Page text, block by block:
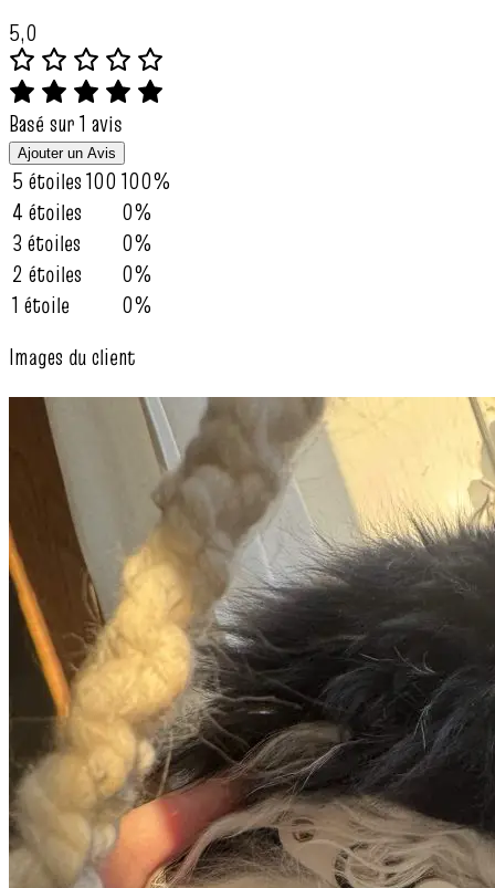
5,0
Basé sur 1 avis
Ajouter un Avis
5 étoiles100 100%
4 étoiles
0%
3 étoiles
0%
2 étoiles
0%
1 étoile
0%
Images du client